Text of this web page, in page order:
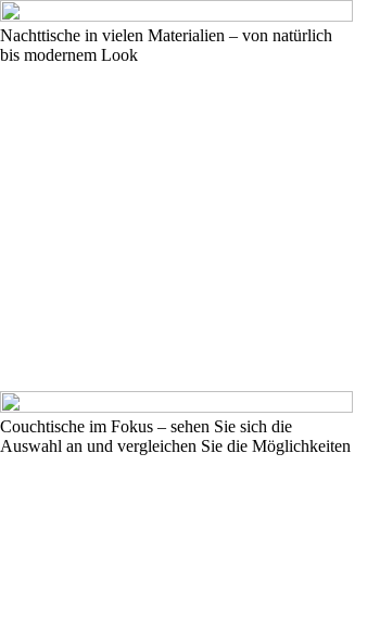
Nachttische in vielen Materialien – von natürlich
bis modernem Look
Couchtische im Fokus – sehen Sie sich die
Auswahl an und vergleichen Sie die Möglichkeiten